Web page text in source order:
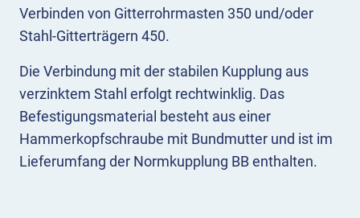
Verbinden von Gitterrohrmasten 350 und/oder
Stahl-Gitterträgern 450.
Die Verbindung mit der stabilen Kupplung aus
verzinktem Stahl erfolgt rechtwinklig. Das
Befestigungsmaterial besteht aus einer
Hammerkopfschraube mit Bundmutter und ist im
Lieferumfang der Normkupplung BB enthalten.